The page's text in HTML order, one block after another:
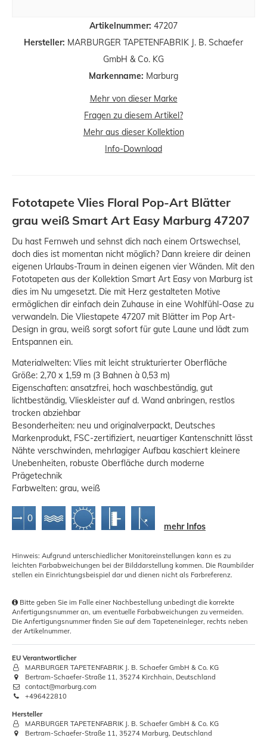
Artikelnummer: 47207
Hersteller: MARBURGER TAPETENFABRIK J. B. Schaefer
GmbH & Co. KG
Markenname: Marburg
Mehr von dieser Marke
Fragen zu diesem Artikel?
Mehr aus dieser Kollektion
Info-Download
Fototapete Vlies Floral Pop-Art Blätter
grau weiß Smart Art Easy Marburg 47207
Du hast Fernweh und sehnst dich nach einem Ortswechsel,
doch dies ist momentan nicht möglich? Dann kreiere dir deinen
eigenen Urlaubs-Traum in deinen eigenen vier Wänden. Mit den
Fototapeten aus der Kollektion Smart Art Easy von Marburg ist
dies im Nu umgesetzt. Die mit Herz gestalteten Motive
ermöglichen dir einfach dein Zuhause in eine Wohlfühl-Oase zu
verwandeln. Die Vliestapete 47207 mit Blätter im Pop Art-
Design in grau, weiß sorgt sofort für gute Laune und lädt zum
Entspannen ein.
Materialwelten: Vlies mit leicht strukturierter Oberfläche
Größe: 2,70 x 1,59 m (3 Bahnen à 0,53 m)
Eigenschaften: ansatzfrei, hoch waschbeständig, gut
lichtbeständig, Vlieskleister auf d. Wand anbringen, restlos
trocken abziehbar
Besonderheiten: neu und originalverpackt, Deutsches
Markenprodukt, FSC-zertifiziert, neuartiger Kantenschnitt lässt
Nähte verschwinden, mehrlagiger Aufbau kaschiert kleinere
Unebenheiten, robuste Oberfläche durch moderne
Prägetechnik
Farbwelten: grau, weiß
mehr Infos
Hinweis: Aufgrund unterschiedlicher Monitoreinstellungen kann es zu
leichten Farbabweichungen bei der Bilddarstellung kommen. Die Raumbilder
stellen ein Einrichtungsbeispiel dar und dienen nicht als Farbreferenz.
Bitte geben Sie im Falle einer Nachbestellung unbedingt die korrekte
Anfertigungsnummer an, um eventuelle Farbabweichungen zu vermeiden.
Die Anfertigungsnummer finden Sie auf dem Tapeteneinleger, rechts neben
der Artikelnummer.
EU Verantwortlicher
MARBURGER TAPETENFABRIK J. B. Schaefer GmbH & Co. KG
Bertram-Schaefer-Straße 11, 35274 Kirchhain, Deutschland
contact@marburg.com
+496422810
Hersteller
MARBURGER TAPETENFABRIK J. B. Schaefer GmbH & Co. KG
Bertram-Schaefer-Straße 11, 35274 Marburg, Deutschland